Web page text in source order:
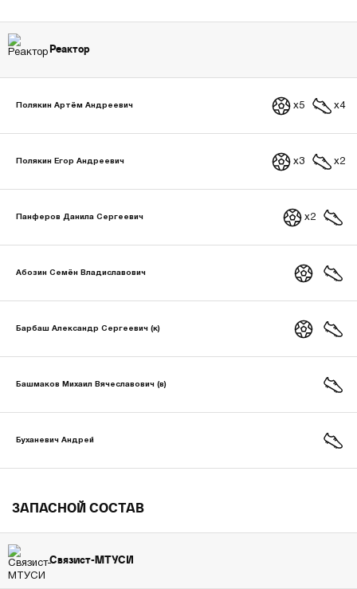
Реактор
Полякин Артём Андреевич x5 x4
Полякин Егор Андреевич x3 x2
Панферов Данила Сергеевич x2
Абозин Семён Владиславович
Барбаш Александр Сергеевич (к)
Башмаков Михаил Вячеславович (в)
Буханевич Андрей
ЗАПАСНОЙ СОСТАВ
Связист-МТУСИ